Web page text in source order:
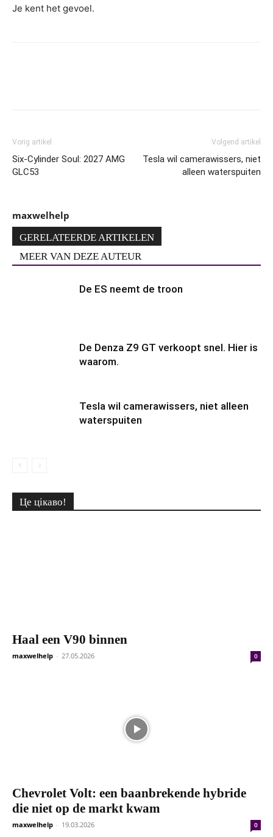
Je kent het gevoel.
Vorig artikel
Six-Cylinder Soul: 2027 AMG
GLC53
Volgend artikel
Tesla wil camerawissers, niet
alleen waterspuiten
maxwelhelp
GERELATEERDE ARTIKELEN
MEER VAN DEZE AUTEUR
De ES neemt de troon
De Denza Z9 GT verkoopt snel. Hier is
waarom.
Tesla wil camerawissers, niet alleen
waterspuiten
Це цікаво!
Haal een V90 binnen
maxwelhelp - 27.05.2026 0
Chevrolet Volt: een baanbrekende hybride
die niet op de markt kwam
maxwelhelp - 19.03.2026 0